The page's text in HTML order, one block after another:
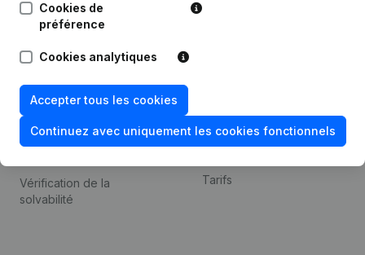
Cookies de
préférence
Cookies analytiques
Accepter tous les cookies
Continuez avec uniquement les cookies fonctionnels
Thème
de la fraude
Consulter des comptes
annuels
Recherche de numéro de
Vérification de la
solvabilité
Contact
Tarifs